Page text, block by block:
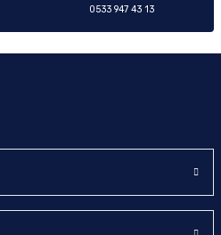
0533 947 43 13